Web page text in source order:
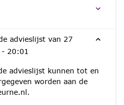
advieslijst van 27
- 20:01
advieslijst kunnen tot en
worden aan de